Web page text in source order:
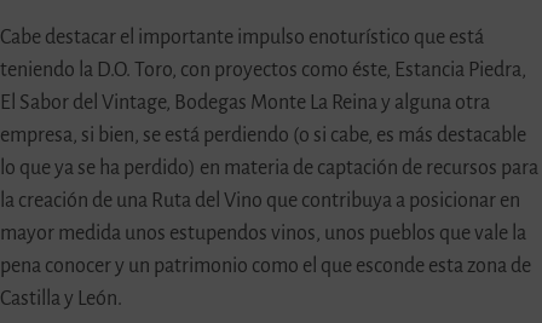
Cabe destacar el importante impulso enoturístico que está
teniendo la D.O. Toro, con proyectos como éste, Estancia Piedra,
El Sabor del Vintage, Bodegas Monte La Reina y alguna otra
empresa, si bien, se está perdiendo (o si cabe, es más destacable
lo que ya se ha perdido) en materia de captación de recursos para
la creación de una Ruta del Vino que contribuya a posicionar en
mayor medida unos estupendos vinos, unos pueblos que vale la
pena conocer y un patrimonio como el que esconde esta zona de
Castilla y León.